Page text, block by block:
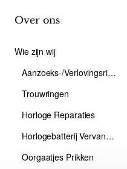
Over ons
Wie zijn wij
Aanzoeks-/Verlovingsring
Trouwringen
Horloge Reparaties
Horlogebatterij Vervangen
Oorgaatjes Prikken